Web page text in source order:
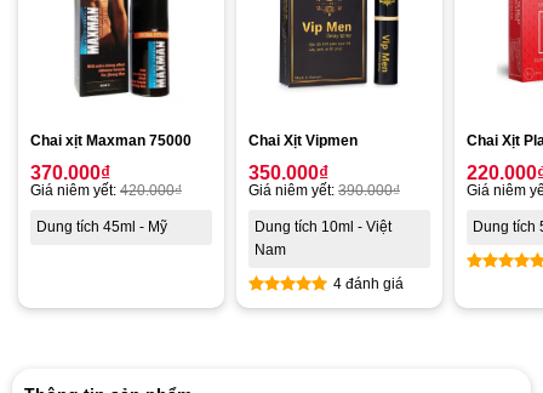
Chai xịt Maxman 75000
370.000₫
Giá niêm yết: 420.000₫
Dung tích 45ml - Mỹ
Chai Xịt Vipmen
Được xếp
350.000₫
Giá niêm yết: 390.000₫
Dung tích 10ml - Việt
Nam
4 đánh giá
Chai Xịt
hạng
220.000
Giá niêm
Dung tích